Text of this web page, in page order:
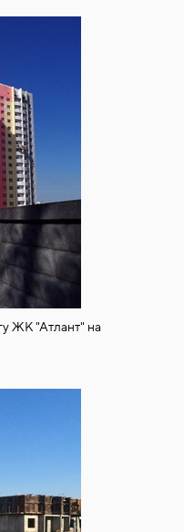
ЖК "Атлант" на